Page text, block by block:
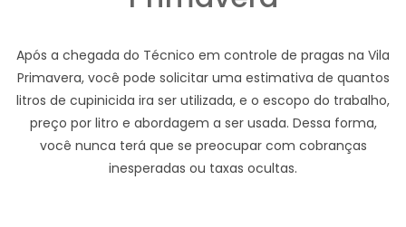
Após a chegada do Técnico em controle de pragas na Vila
Primavera, você pode solicitar uma estimativa de quantos
litros de cupinicida ira ser utilizada, e o escopo do trabalho,
preço por litro e abordagem a ser usada. Dessa forma,
você nunca terá que se preocupar com cobranças
inesperadas ou taxas ocultas.